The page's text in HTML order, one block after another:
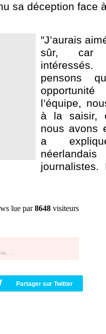
sa déception face
"J’aurais
sûr, car
pensons
l’équipe,
à la saisir,
nous avons
a
journalistes.
lue par8648 visiteurs
...
Partager sur Twitter